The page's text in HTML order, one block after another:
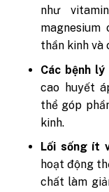
như
thần kinh và
Các bệnh lý
cao huyết
thể góp
kinh.
Lối sống ít
hoạt động
chất làm